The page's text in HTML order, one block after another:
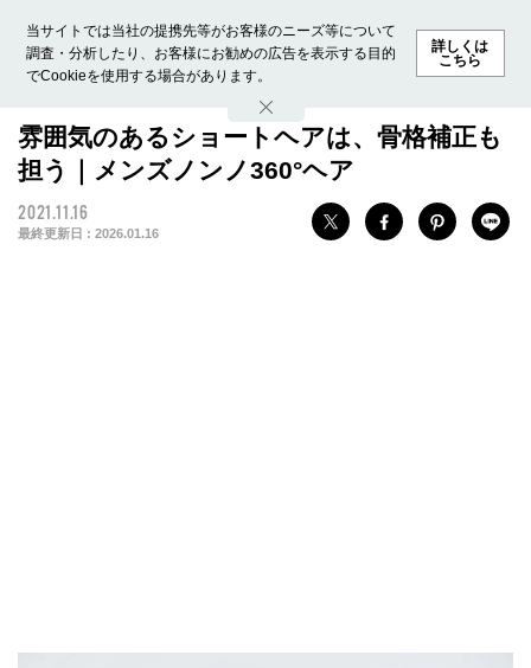
当サイトでは当社の提携先等がお客様のニーズ等について
調査・分析したり、お客様にお勧めの広告を表示する目的
でCookieを使用する場合があります。
詳しくは
こちら
ホーム モデル募集 ランキング ファッション ビューテ
雰囲気のあるショートヘアは、骨格補正も
担う｜メンズノンノ360°ヘア
2021.11.16
最終更新日 : 2026.01.16